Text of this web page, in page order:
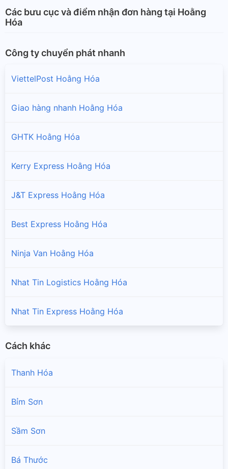
Các bưu cục và điểm nhận đơn hàng tại Hoằng
Hóa
Công ty chuyển phát nhanh
ViettelPost Hoằng Hóa
Giao hàng nhanh Hoằng Hóa
GHTK Hoằng Hóa
Kerry Express Hoằng Hóa
J&T Express Hoằng Hóa
Best Express Hoằng Hóa
Ninja Van Hoằng Hóa
Nhat Tin Logistics Hoằng Hóa
Nhat Tin Express Hoằng Hóa
Cách khác
Thanh Hóa
Bỉm Sơn
Sầm Sơn
Bá Thước